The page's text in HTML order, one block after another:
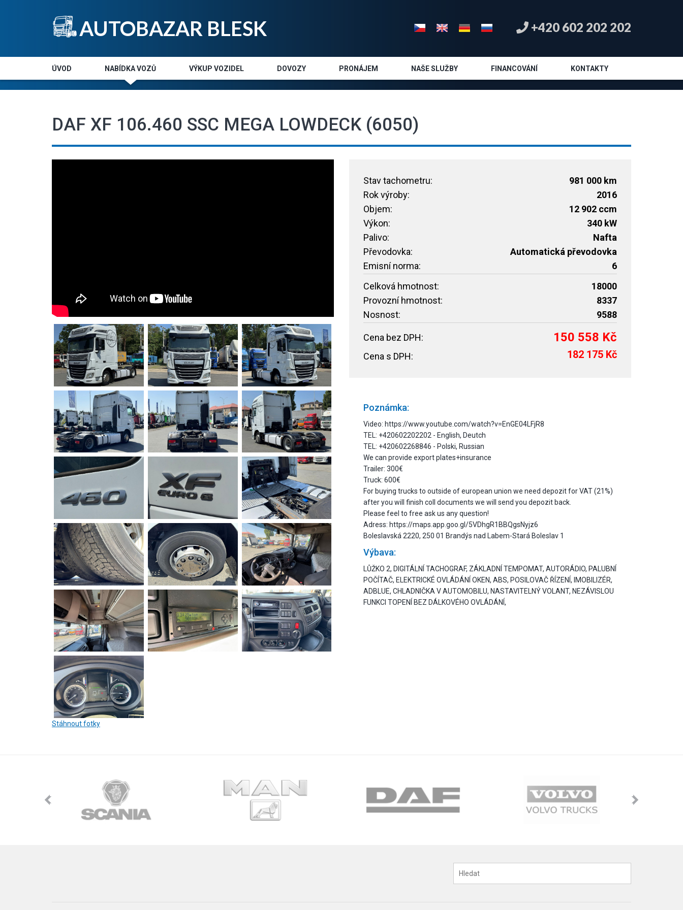
AUTOBAZAR BLESK +420 602 202 202
ÚVOD NABÍDKA VOZŮ VÝKUP VOZIDEL DOVOZY PRONÁJEM NAŠE SLUŽBY FINANCOVÁNÍ KONTAKTY
DAF XF 106.460 SSC MEGA LOWDECK (6050)
Stáhnout fotky
Stav tachometru:
981 000 km
Rok výroby:
2016
Objem:
12 902 ccm
Výkon:
340 kW
Palivo:
Nafta
Převodovka:
Automatická převodovka
Emisní norma:
6
Celková hmotnost:
18000
Provozní hmotnost:
8337
Nosnost:
9588
Cena bez DPH: 150 558 Kč
Cena s DPH: 182 175 Kč
Poznámka:
Video: https://www.youtube.com/watch?v=EnGE04LFjR8
TEL: +420602202202 - English, Deutch
TEL: +420602268846 - Polski, Russian
We can provide export plates+insurance
Trailer: 300€
Truck: 600€
For buying trucks to outside of european union we need depozit for VAT (21%)
after you will finish coll documents we will send you depozit back.
Please feel to free ask us any question!
Adress: https://maps.app.goo.gl/5VDhgR1BBQgsNyjz6
Boleslavská 2220, 250 01 Brandýs nad Labem-Stará Boleslav 1
Výbava:
LŮŽKO 2, DIGITÁLNÍ TACHOGRAF, ZÁKLADNÍ TEMPOMAT, AUTORÁDIO, PALUBNÍ
POČÍTAČ, ELEKTRICKÉ OVLÁDÁNÍ OKEN, ABS, POSILOVAČ ŘÍZENÍ, IMOBILIZÉR,
ADBLUE, CHLADNIČKA V AUTOMOBILU, NASTAVITELNÝ VOLANT, NEZÁVISLOU
FUNKCI TOPENÍ BEZ DÁLKOVÉHO OVLÁDÁNÍ,